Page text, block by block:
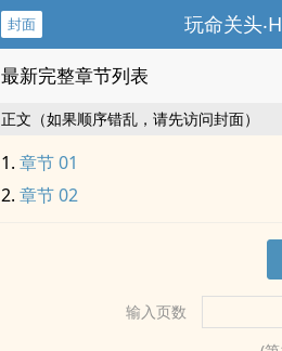
封面 玩命关头
最新完整章节列表
正文（如果顺序错乱，请先访问封面）
章节 01
章节 02
输入页数